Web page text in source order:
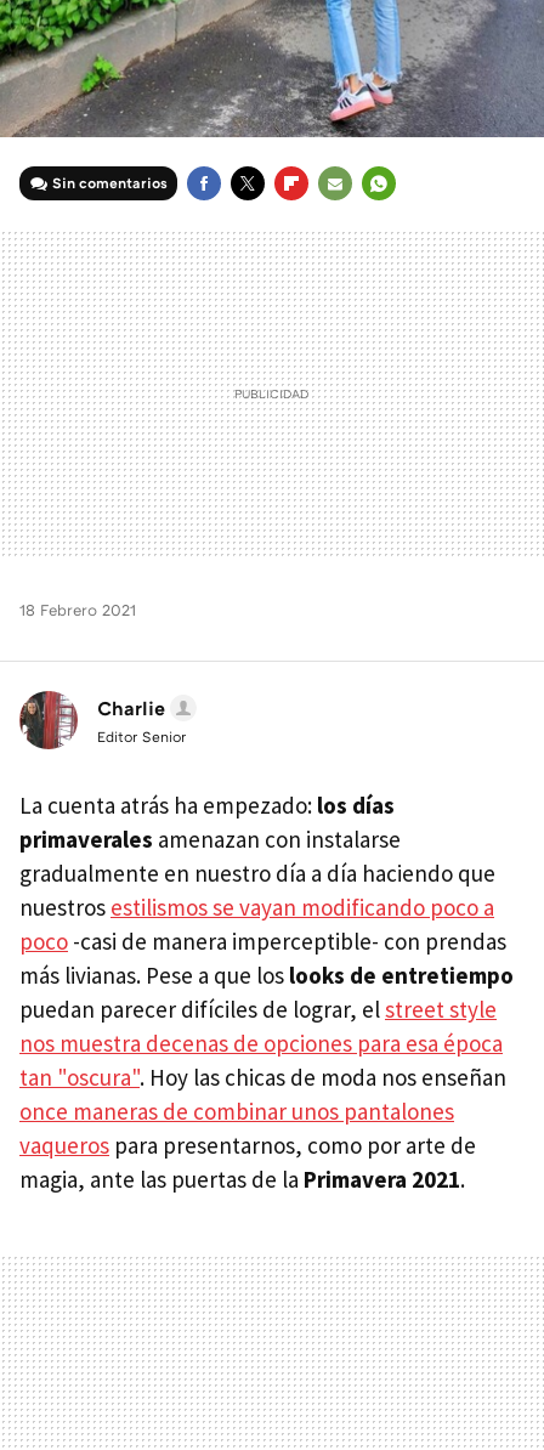
Sin comentarios
MAIL
18 Febrero 2021
Charlie
Editor Senior
La cuenta atrás ha empezado: los días
primaverales amenazan con instalarse
gradualmente en nuestro día a día haciendo que
nuestros estilismos se vayan modificando poco a
poco -casi de manera imperceptible- con prendas
más livianas. Pese a que los looks de entretiempo
puedan parecer difíciles de lograr, elstreet style
nos muestra decenas de opciones para esa época
tan "oscura". Hoy las chicas de moda nos enseñan
once maneras de combinar unos pantalones
vaqueros para presentarnos, como por arte de
magia, ante las puertas de la Primavera 2021.